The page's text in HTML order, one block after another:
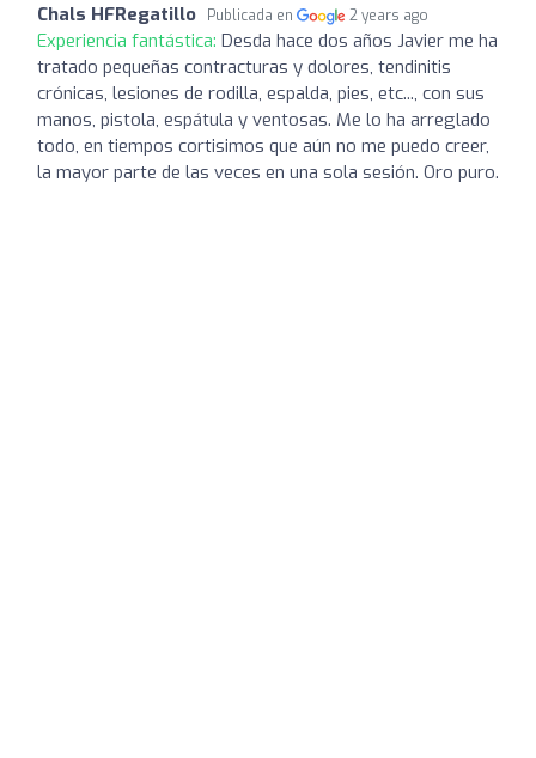
Chals HFRegatillo Publicada en 2 years ago
Experiencia fantástica: Desda hace dos años Javier me ha
tratado pequeñas contracturas y dolores, tendinitis
crónicas, lesiones de rodilla, espalda, pies, etc..., con sus
manos, pistola, espátula y ventosas. Me lo ha arreglado
todo, en tiempos cortisimos que aún no me puedo creer,
la mayor parte de las veces en una sola sesión. Oro puro.